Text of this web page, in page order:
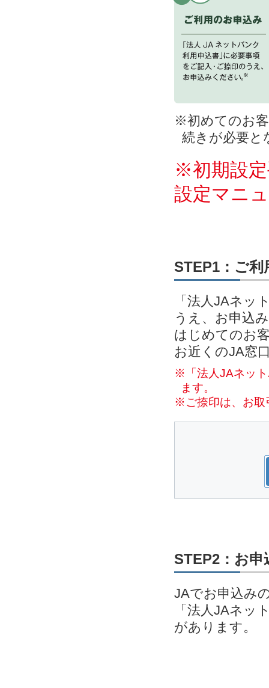
※初めてのお
続きが必要と
※初期設
設定マニ
STEP1：ご利
「法人JAネッ
うえ、お申込
はじめてのお
お近くのJA窓
※「法人JAネット
ます。
※ご捺印は、お取
STEP2：お申
JAでお申込み
「法人JAネッ
があります。